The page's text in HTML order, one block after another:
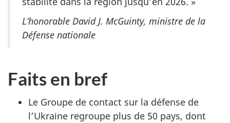
L’honorable David J. McGuinty, ministre de la
Défense nationale
Faits en bref
Le Groupe de contact sur la défense de
l’Ukraine regroupe plus de 50 pays, dont